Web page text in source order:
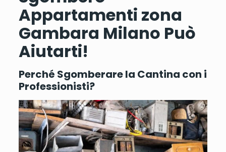
Appartamenti zona
Gambara Milano Può
Aiutarti!
Perché Sgomberare la Cantina con i
Professionisti?